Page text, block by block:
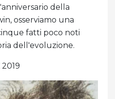
della
osserviamo una
fatti poco noti
dell'evoluzione.